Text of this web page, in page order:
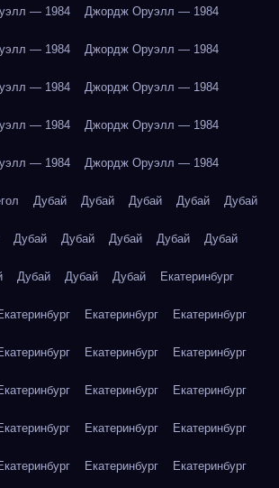
— 1984 Джордж Оруэлл — 1984
— 1984 Джордж Оруэлл — 1984
— 1984 Джордж Оруэлл — 1984
— 1984 Джордж Оруэлл — 1984
— 1984 Джордж Оруэлл — 1984
Дубай Дубай Дубай Дубай Дубай
Дубай Дубай Дубай Дубай Дубай
Дубай Дубай Дубай Екатеринбург
Екатеринбург Екатеринбург
Екатеринбург Екатеринбург
Екатеринбург Екатеринбург
Екатеринбург Екатеринбург
Екатеринбург Екатеринбург